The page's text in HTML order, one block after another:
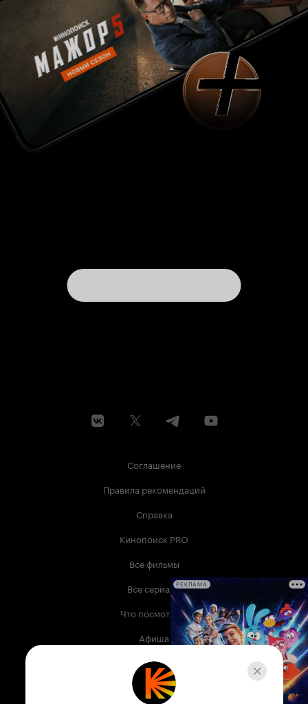
Соглашение
Правила рекомендаций
Справка
Кинопоиск PRO
Все фильмы
Все сериалы
Что посмотреть
Афиша
Музыка
Телепрограмма
РЕКЛАМА